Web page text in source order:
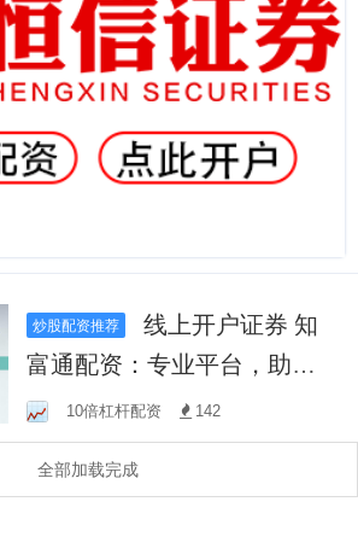
炒股配资推荐
线上开户证券 知
富通配资：专业平台，助您
财富增值
10倍杠杆配资 142
全部加载完成